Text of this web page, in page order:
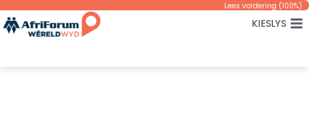
Skip
to
Lees vordering (100%)
KIESLYS